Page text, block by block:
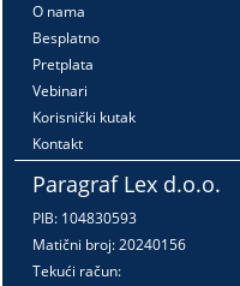
O nama
Besplatno
Pretplata
Vebinari
Korisnički kutak
Kontakt
Paragraf Lex d.o.o.
PIB: 104830593
Matični broj: 20240156
Tekući račun: